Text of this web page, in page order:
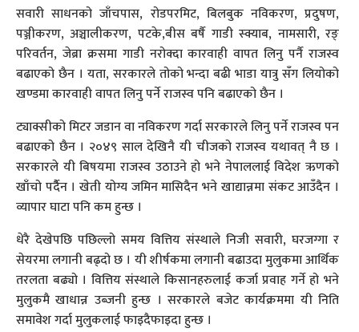
सवारी साधनको जाँचपास, रोडपरमिट, बिलबुक नविकरण, प्रदुषण,
पञ्जीकरण, अञ्चालीकरण, पटके,बीस बर्षै गाडी स्क्याब, नामसारी, रङ्
परिवर्तन, जेब्रा क्रसमा गाडी नरोक्दा कारवाही वापत लिनु पर्नै राजस्व
बढाएको छैन । यता, सरकारले तोको भन्दा बढी भाडा यात्रु सँग लियोको
खण्डमा कारवाही वापत लिनु पर्ने राजस्व पनि बढाएको छैन ।
ट्याक्सीको मिटर जडान वा नविकरण गर्दा सरकारले लिनु पर्ने राजस्व पन
बढाएको छैन । २०४९ साल देखिनै यी चीजको राजस्व यथावत् नै छ ।
सरकारले यी बिषयमा राजस्व उठाउने हो भने नेपाललाई विदेश ऋणको
खाँचो पर्दैैन । खेती योग्य जमिन मासिदैन भने खाद्यान्नमा संकट आउँदैन ।
व्यापार घाटा पनि कम हुन्छ ।
धेरै देखेपछि पछिल्लो समय वित्तिय संस्थाले निजी सवारी, घरजग्गा र
सेयरमा लगानी बढ्दो छ । यी शीर्षकमा लगानी बढाउदा मुलुकमा आर्थिक
तरलता बढ्यो । वित्तिय संस्थाले किसानहरुलाई कर्जा प्रवाह गर्ने हो भने
मुलुकमै खाधान्न उब्जनी हुन्छ । सरकारले बजेट कार्यक्रममा यी निति
समावेश गर्दा मुलुकलाई फाइदैफाइदा हुन्छ ।